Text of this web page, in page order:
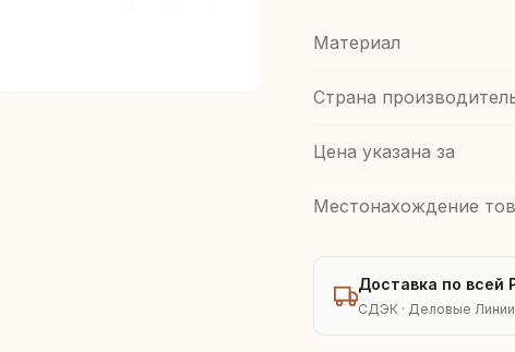
Материал
Страна
Цена указана за
Местонахождение
Доставка по всей
СДЭК · Деловые Линии